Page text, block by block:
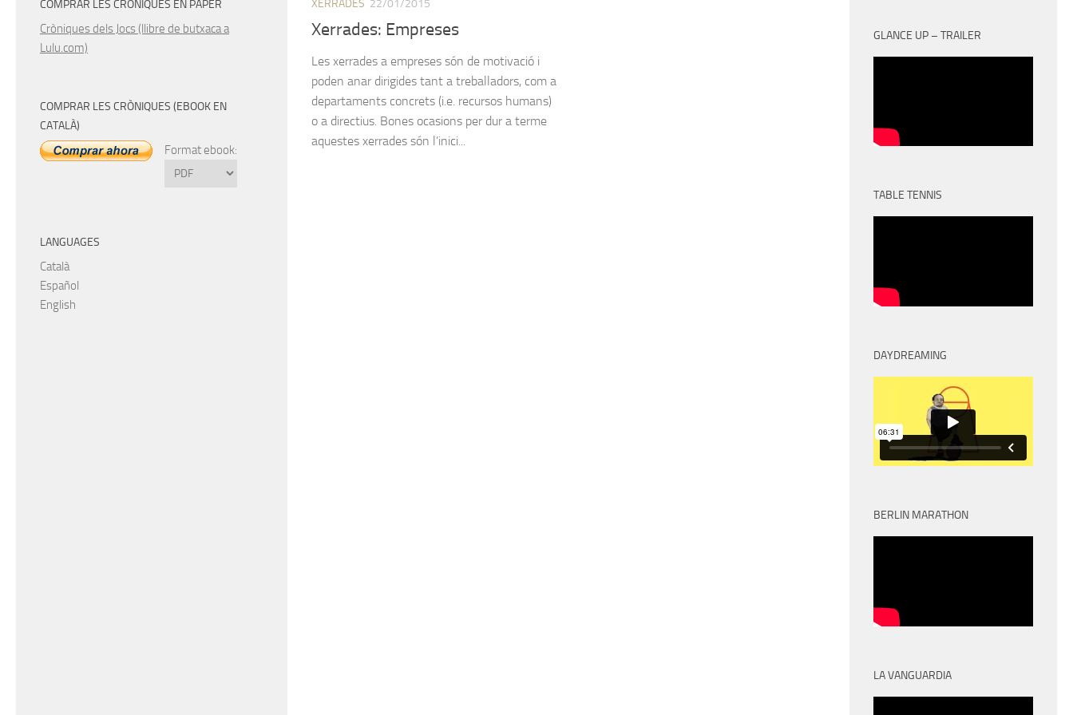
XERRADES 22/01/2015
Xerrades: Empreses
Les xerrades a empreses són de motivació i
poden anar dirigides tant a treballadors, com a
departaments concrets (i.e. recursos humans)
o a directius. Bones ocasions per dur a terme
aquestes xerrades són l’inici...
COMPRAR LES CRÒNIQUES EN PAPER
Cròniques dels Jocs (llibre de butxaca a
Lulu.com)
COMPRAR LES CRÒNIQUES (EBOOK EN
CATALÀ)
Format ebook:
LANGUAGES
Català
Español
English
GLANCE UP – TRAILER
TABLE TENNIS
DAYDREAMING
BERLIN MARATHON
LA VANGUARDIA